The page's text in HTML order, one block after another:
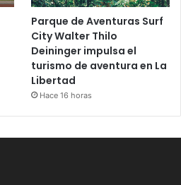
Parque de Aventuras Surf
City Walter Thilo
Deininger impulsa el
turismo de aventura en La
Libertad
Hace 16 horas